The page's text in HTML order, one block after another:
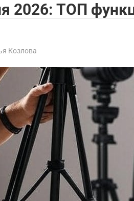
2026: ТОП
Козлова